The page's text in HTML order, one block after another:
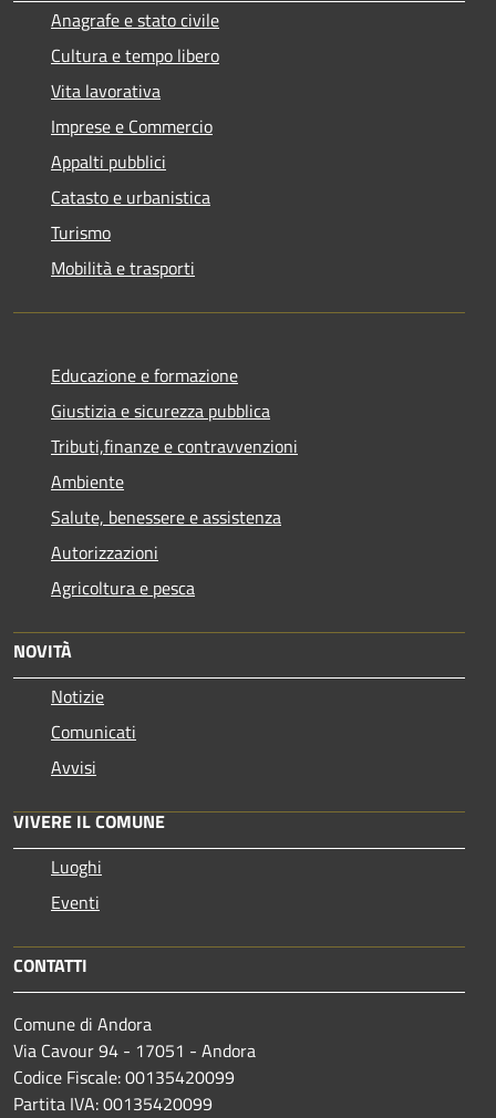
Anagrafe e stato civile
Cultura e tempo libero
Vita lavorativa
Imprese e Commercio
Appalti pubblici
Catasto e urbanistica
Turismo
Mobilità e trasporti
Educazione e formazione
Giustizia e sicurezza pubblica
Tributi,finanze e contravvenzioni
Ambiente
Salute, benessere e assistenza
Autorizzazioni
Agricoltura e pesca
NOVITÀ
Notizie
Comunicati
Avvisi
VIVERE IL COMUNE
Luoghi
Eventi
CONTATTI
Comune di Andora
Via Cavour 94 - 17051 - Andora
Codice Fiscale: 00135420099
Partita IVA: 00135420099